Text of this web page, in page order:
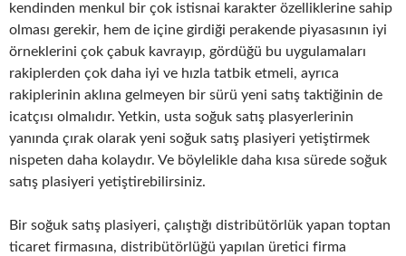
kendinden menkul bir çok istisnai karakter özelliklerine sahip
olması gerekir, hem de içine girdiği perakende piyasasının iyi
örneklerini çok çabuk kavrayıp, gördüğü bu uygulamaları
rakiplerden çok daha iyi ve hızla tatbik etmeli, ayrıca
rakiplerinin aklına gelmeyen bir sürü yeni satış taktiğinin de
icatçısı olmalıdır. Yetkin, usta soğuk satış plasyerlerinin
yanında çırak olarak yeni soğuk satış plasiyeri yetiştirmek
nispeten daha kolaydır. Ve böylelikle daha kısa sürede soğuk
satış plasiyeri yetiştirebilirsiniz.
Bir soğuk satış plasiyeri, çalıştığı distribütörlük yapan toptan
ticaret firmasına, distribütörlüğü yapılan üretici firma